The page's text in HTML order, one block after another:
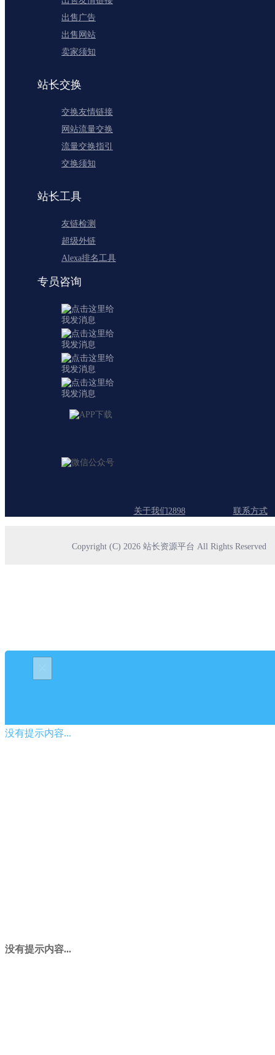
出售广告
出售网站
卖家须知
站长交换
交换友情链接
网站流量交换
流量交换指引
交换须知
站长工具
友链检测
超级外链
Alexa排名工具
专员咨询
关于我们2898 联系方式
Copyright (C) 2026 站长资源平台 All Rights Reserved
没有提示内容...
没有提示内容...